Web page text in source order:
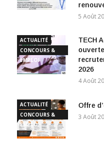
5 Août
ACTUALITÉ
CONCOURS &
EMPLOI
TECH
2026
4 Août
ACTUALITÉ
CONCOURS &
EMPLOI
Offre
3 Août